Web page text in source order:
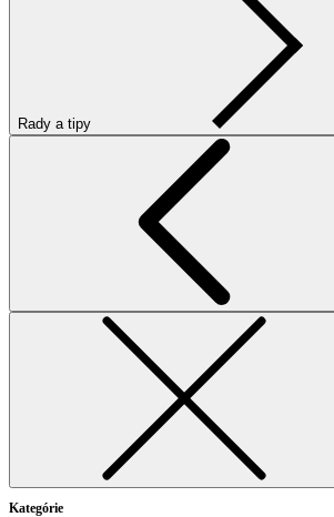
Rady a tipy
Kategórie